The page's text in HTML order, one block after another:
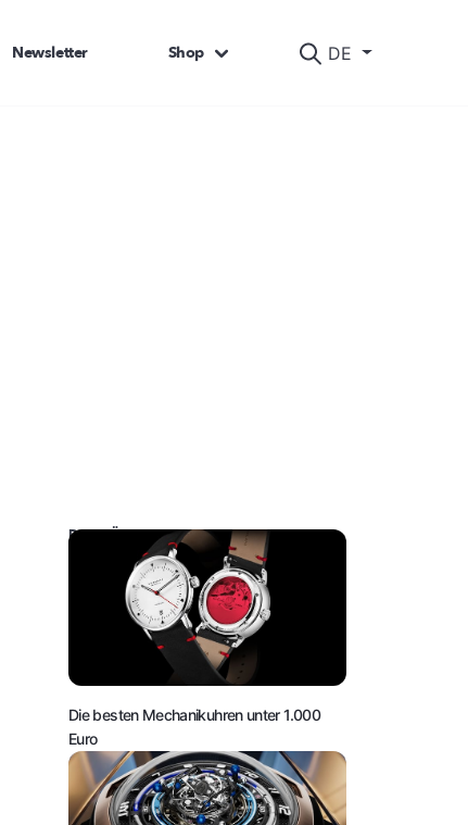
DE
Newsletter Shop
DAS KÖNNTE SIE AUCH INTERESSIEREN:
Die besten Mechanikuhren unter 1.000
Euro